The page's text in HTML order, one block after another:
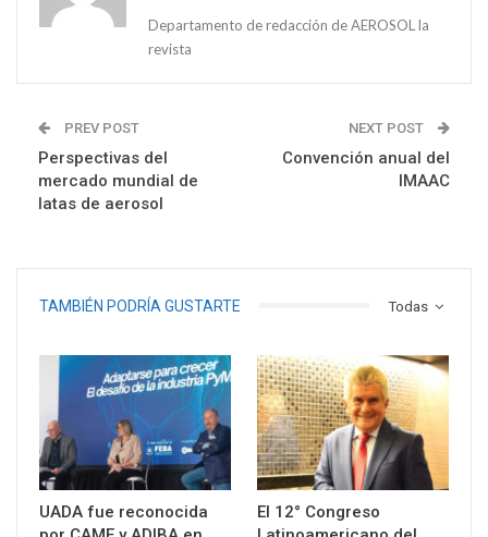
Departamento de redacción de AEROSOL la
revista
PREV POST
Perspectivas del
mercado mundial de
latas de aerosol
NEXT POST
Convención anual del
IMAAC
Todas
TAMBIÉN PODRÍA GUSTARTE
UADA fue reconocida
El 12° Congreso